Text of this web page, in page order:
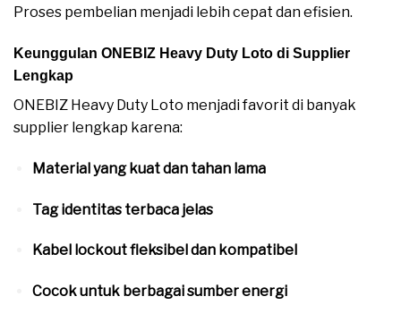
Proses pembelian menjadi lebih cepat dan efisien.
Keunggulan ONEBIZ Heavy Duty Loto di Supplier
Lengkap
ONEBIZ Heavy Duty Loto menjadi favorit di banyak
supplier lengkap karena:
Material yang kuat dan tahan lama
Tag identitas terbaca jelas
Kabel lockout fleksibel dan kompatibel
Cocok untuk berbagai sumber energi